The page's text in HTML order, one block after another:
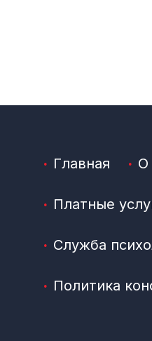
Главная О
Платные
Служба
Политика